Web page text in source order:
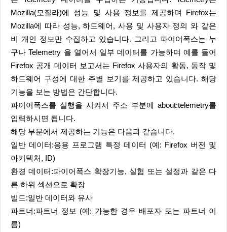
Mozilla(모질라)에 성능 및 사용 정보를 제공하며 Firefox는
Mozilla에 따라 성능, 하드웨어, 사용 및 사용자 정의 와 같은
비 개인 정보만 수집하고 있습니다. 그리고 파이어폭스는 누
구나 Telemetry 을 열어서 일부 데이터를 가능하며 예를 들어
Firefox 공개 데이터 보고서는 Firefox 사용자의 활동, 동작 및
하드웨어 구성에 대한 주별 보기를 제공하고 있습니다. 해당
기능을 보는 방법은 간단합니다.
파이어폭스를 실행을 시켜서 주소 부분에 about:telemetry를
입력하시면 됩니다.
해당 부분에서 제공하는 기능은 다음과 같습니다.
일반 데이터:응용 프로그램 특정 데이터 (예: Firefox 버전 및
아키텍처, ID)
환경 데이터:파이어폭스 확장기능, 실험 또는 설정과 같은 다
른 하위 섹션으로 확장
빌드:일반 데이터와 유사
파트너:파트너 정보 (예: 가능한 경우 배포자 또는 파트너 이
름)